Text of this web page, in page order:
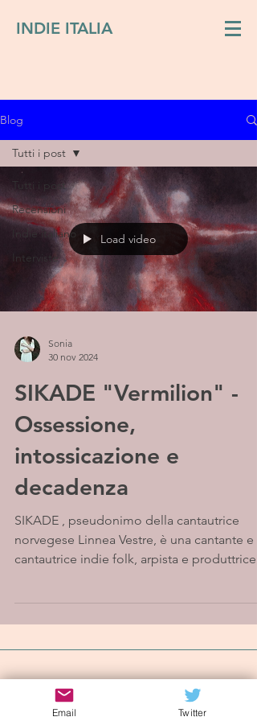
INDIE ITALIA
Blog
Tutti i post
Recensioni
Indie italiano
Interviste
Tutti i post
Load video
Sonia
30 nov 2024
SIKADE "Vermilion" -
Ossessione,
intossicazione e
decadenza
SIKADE , pseudonimo della cantautrice
norvegese Linnea Vestre, è una cantante e
cantautrice indie folk, arpista e produttrice
Iscriviti alla mailing list
Email Twitter